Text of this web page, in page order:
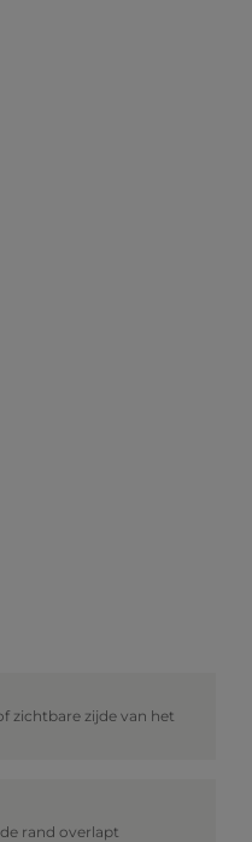
zichtbare zijde van het
rand overlapt